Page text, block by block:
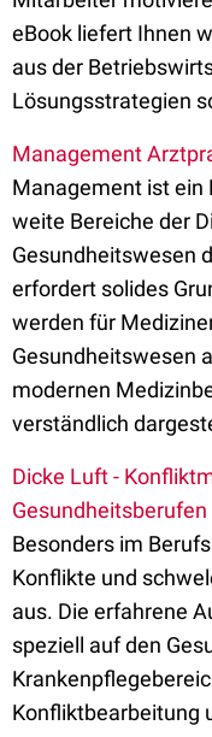
eBook liefert Ihnen
aus der
Lösungsstrategien
Management
Management ist ein
weite Bereiche der
Gesundheitswesen
erfordert solides
werden für
Gesundheitswesen
modernen
verständlich
Dicke Luft -
Gesundheitsberufen
Besonders im
Konflikte und
aus. Die erfahrene
speziell auf den
Konfliktbearbeitung